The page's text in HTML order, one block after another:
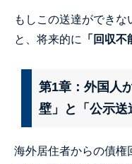
もしこの送達ができな
と、将来的に
「回収
第1章：外国人
壁」と「公示送
海外居住者からの債権